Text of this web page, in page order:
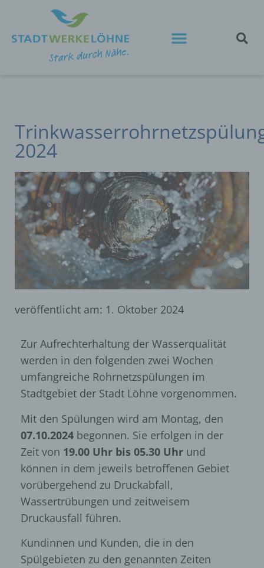
2024
veröffentlicht am: 1. Oktober 2024
Zur Aufrechterhaltung der Wasserqualität
werden in den folgenden zwei Wochen
umfangreiche Rohrnetzspülungen im
Stadtgebiet der Stadt Löhne vorgenommen.
Mit den Spülungen wird am Montag, den
07.10.2024 begonnen. Sie erfolgen in der
Zeit von 19.00 Uhr bis 05.30 Uhr und
können in dem jeweils betroffenen Gebiet
vorübergehend zu Druckabfall,
Wassertrübungen und zeitweisem
Druckausfall führen.
Kundinnen und Kunden, die in den
Spülgebieten zu den genannten Zeiten